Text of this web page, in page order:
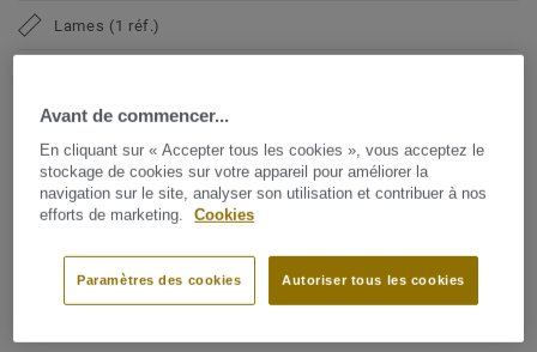
Lames (1 réf.)
Empreinte carbone (de l’extraction des matières
-4.09 kg de CO2/m 2
L’EMPREINTE CARBONE DE MON PROJET
Avant de commencer...
En cliquant sur « Accepter tous les cookies », vous acceptez le
stockage de cookies sur votre appareil pour améliorer la
navigation sur le site, analyser son utilisation et contribuer à nos
efforts de marketing.
Cookies
Autoriser tous les cookies
Paramètres des cookies